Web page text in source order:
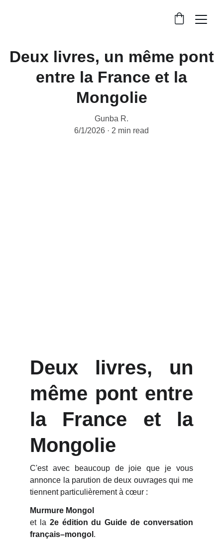
Deux livres, un même pont
entre la France et la
Mongolie
Gunba R.
6/1/2026
2 min read
Deux livres, un
même pont entre
la France et la
Mongolie
C'est avec beaucoup de joie que je vous
annonce la parution de deux ouvrages qui me
tiennent particulièrement à cœur :
Murmure Mongol
et la 2e édition du Guide de conversation
français–mongol .